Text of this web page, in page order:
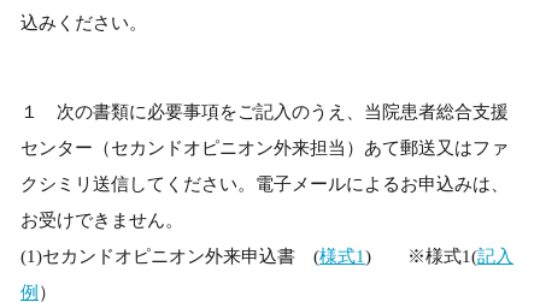
込みください。
１ 次の書類に必要事項をご記入のうえ、当院患者総合支援
センター（セカンドオピニオン外来担当）あて郵送又はファ
クシミリ送信してください。電子メールによるお申込みは、
お受けできません。
(1)セカンドオピニオン外来申込書 (様式1) ※様式1(記入
例 ）